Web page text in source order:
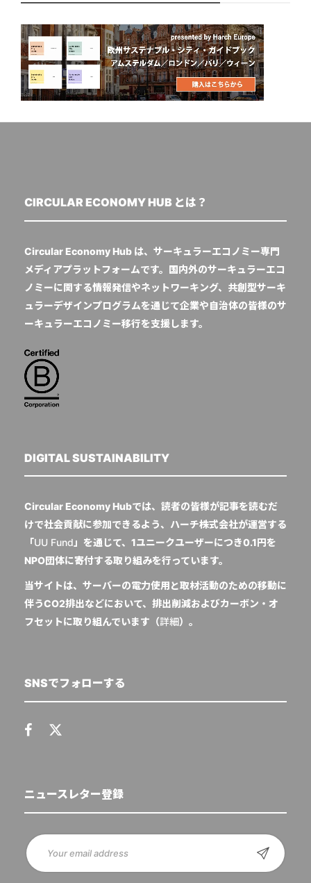
CIRCULAR ECONOMY HUB とは？
Circular Economy Hub は、サーキュラーエコノミー専門
メディアプラットフォームです。国内外のサーキュラーエコ
ノミーに関する情報発信やネットワーキング、共創型サーキ
ュラーデザインプログラムを通じて企業や自治体の皆様のサ
ーキュラーエコノミー移行を支援します。
DIGITAL SUSTAINABILITY
Circular Economy Hubでは、読者の皆様が記事を読むだ
けで社会貢献に参加できるよう、ハーチ株式会社が運営する
「UU Fund 」を通じて、1ユニークユーザーにつき0.1円を
NPO団体に寄付する取り組みを行っています。
当サイトは、サーバーの電力使用と取材活動のための移動に
伴うCO2排出などにおいて、排出削減およびカーボン・オ
フセットに取り組んでいます（詳細）。
SNSでフォローする
ニュースレター登録